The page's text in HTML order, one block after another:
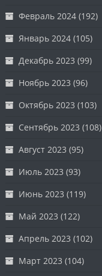
Февраль 2024 (192)
Январь 2024 (105)
Декабрь 2023 (99)
Ноябрь 2023 (96)
Октябрь 2023 (103)
Сентябрь 2023 (108)
Август 2023 (95)
Июль 2023 (93)
Июнь 2023 (119)
Май 2023 (122)
Апрель 2023 (102)
Март 2023 (104)